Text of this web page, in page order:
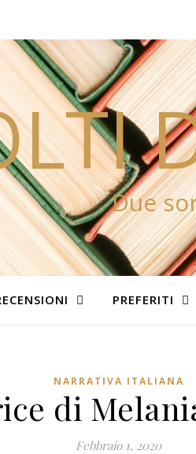
Due
PREFERITI
NARRATIVA ITALIANA
di
Febbraio 1, 2020